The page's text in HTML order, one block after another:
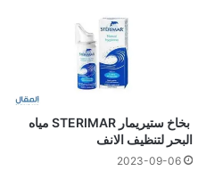
بخاخ ستيريمار STERIMAR مياه
البحر لتنظيف الانف
2023-09-06